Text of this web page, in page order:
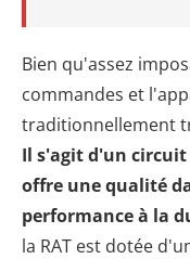
Bien qu'assez
commandes et
traditionnellement
Il s'agit d'un
offre une qualité
performance à la
la RAT est dotée